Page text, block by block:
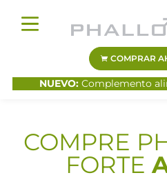
COMPRAR
NUEVO: Complemento
COMPRE
FORTE